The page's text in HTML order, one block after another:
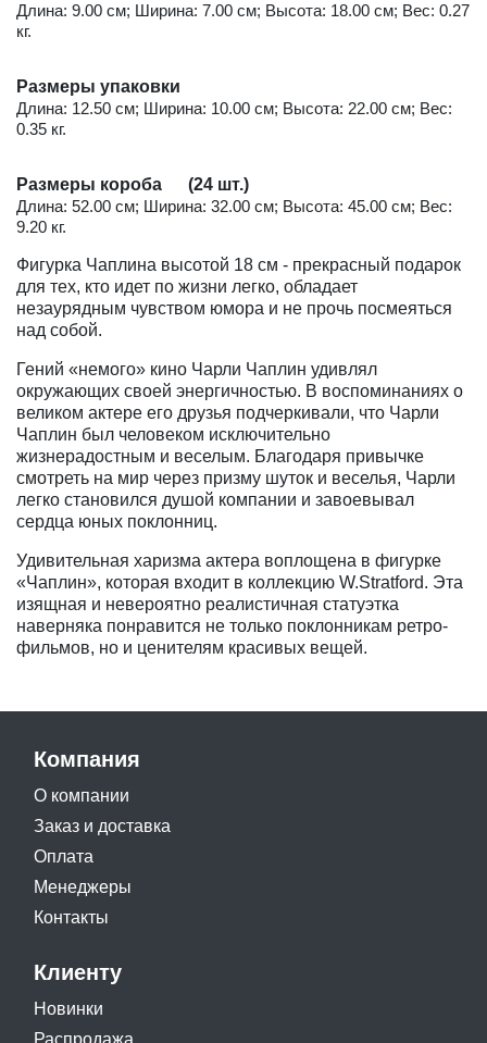
Длина: 9.00 см; Ширина: 7.00 см; Высота: 18.00 см; Вес: 0.27
кг.
Размеры упаковки
Длина: 12.50 см; Ширина: 10.00 см; Высота: 22.00 см; Вес:
0.35 кг.
Размеры короба (24 шт.)
Длина: 52.00 см; Ширина: 32.00 см; Высота: 45.00 см; Вес:
9.20 кг.
Фигурка Чаплина высотой 18 см - прекрасный подарок
для тех, кто идет по жизни легко, обладает
незаурядным чувством юмора и не прочь посмеяться
над собой.
Гений «немого» кино Чарли Чаплин удивлял
окружающих своей энергичностью. В воспоминаниях о
великом актере его друзья подчеркивали, что Чарли
Чаплин был человеком исключительно
жизнерадостным и веселым. Благодаря привычке
смотреть на мир через призму шуток и веселья, Чарли
легко становился душой компании и завоевывал
сердца юных поклонниц.
Удивительная харизма актера воплощена в фигурке
«Чаплин», которая входит в коллекцию W.Stratford. Эта
изящная и невероятно реалистичная статуэтка
наверняка понравится не только поклонникам ретро-
фильмов, но и ценителям красивых вещей.
Компания
О компании
Заказ и доставка
Оплата
Менеджеры
Контакты
Клиенту
Новинки